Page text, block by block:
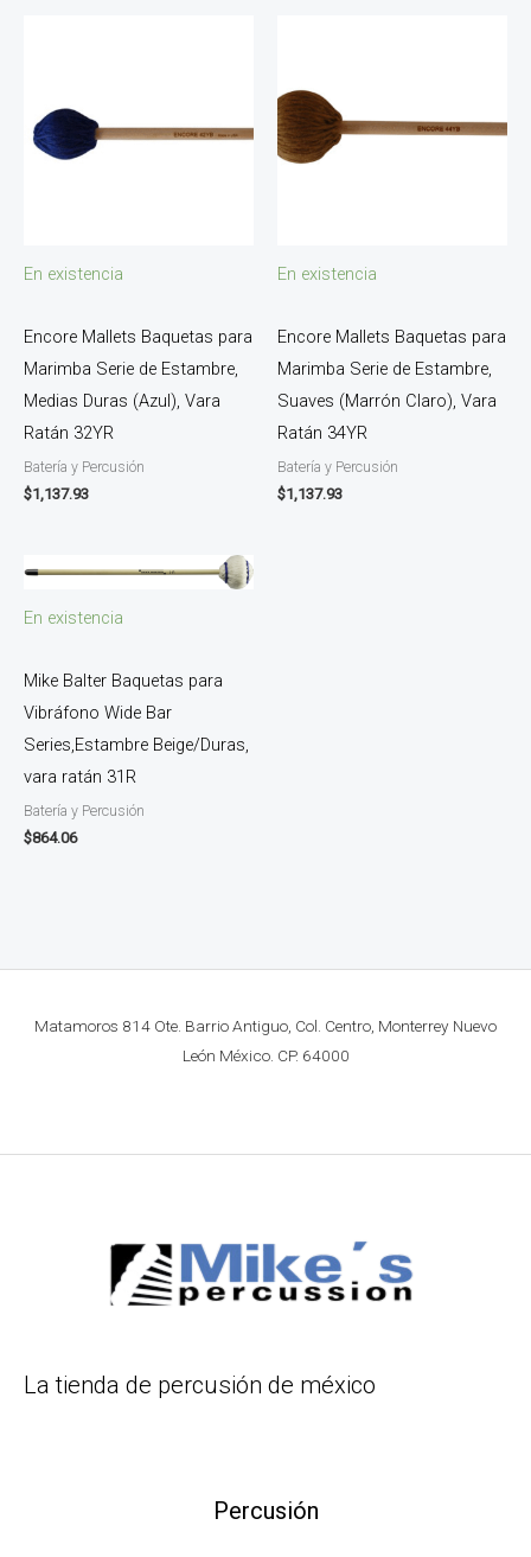
En existencia
Encore Mallets Baquetas para
Marimba Serie de Estambre,
Medias Duras (Azul), Vara
Ratán 32YR
Batería y Percusión
$1,137.93
En existencia
Encore Mallets Baquetas para
Marimba Serie de Estambre,
Suaves (Marrón Claro), Vara
Ratán 34YR
Batería y Percusión
$1,137.93
En existencia
Mike Balter Baquetas para
Vibráfono Wide Bar
Series,Estambre Beige/Duras,
vara ratán 31R
Batería y Percusión
$864.06
Matamoros 814 Ote. Barrio Antiguo, Col. Centro, Monterrey Nuevo
León México. CP. 64000
La tienda de percusión de méxico
Percusión